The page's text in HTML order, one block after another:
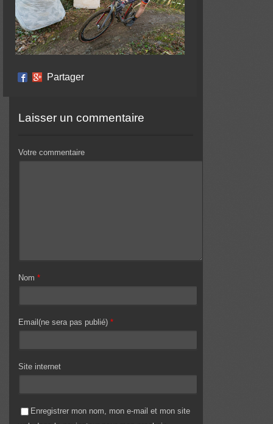
Partager
Laisser un commentaire
Votre commentaire
Nom *
Email(ne sera pas publié) *
Site internet
Enregistrer mon nom, mon e-mail et mon site